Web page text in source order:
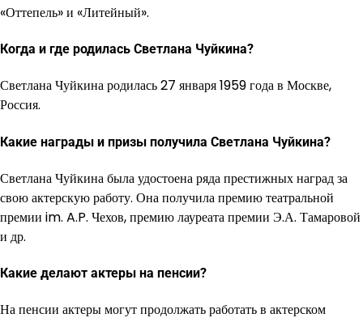
«Оттепель» и «Литейный».
Когда и где родилась Светлана Чуйкина?
Светлана Чуйкина родилась 27 января 1959 года в Москве,
Россия.
Какие награды и призы получила Светлана Чуйкина?
Светлана Чуйкина была удостоена ряда престижных наград за
свою актерскую работу. Она получила премию театральной
премии im. A.P. Чехов, премию лауреата премии Э.А. Тамаровой
и др.
Какие делают актеры на пенсии?
На пенсии актеры могут продолжать работать в актерском